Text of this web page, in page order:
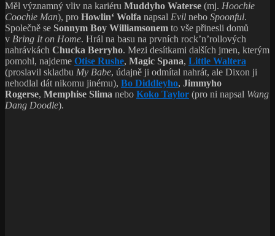
Měl významný vliv na kariéru Muddyho Waterse (mj. Hoochie
Coochie Man), pro Howlin‘ Wolfa napsal Evil nebo Spoonful.
Společně se Sonnym Boy Williamsonem to vše přinesli domů
v Bring It on Home. Hrál na basu na prvních rock’n’rollových
nahrávkách Chucka Berryho. Mezi desítkami dalších jmen, kterým
pomohl, najdeme Otise Rushe, Magic Spana, Little Waltera
(proslavil skladbu My Babe, údajně ji odmítal nahrát, ale Dixon ji
nehodlal dát nikomu jinému), Bo Diddleyho, Jimmyho
Rogerse, Memphise Slima nebo Koko Taylor (pro ni napsal Wang
Dang Doodle).